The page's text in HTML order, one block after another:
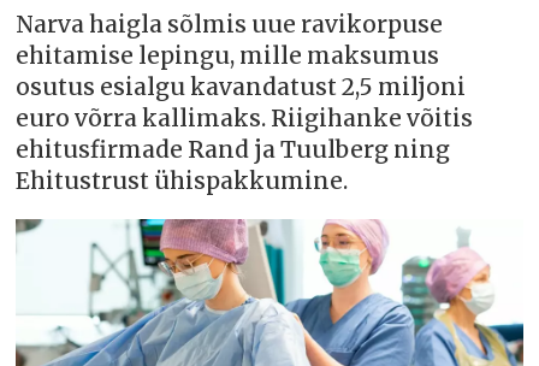
Narva haigla sõlmis uue ravikorpuse
ehitamise lepingu, mille maksumus
osutus esialgu kavandatust 2,5 miljoni
euro võrra kallimaks. Riigihanke võitis
ehitusfirmade Rand ja Tuulberg ning
Ehitustrust ühispakkumine.